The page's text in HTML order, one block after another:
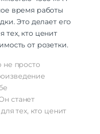
время работы
Это делает его
кто ценит
от розетки.
не просто
станет
тех, кто ценит